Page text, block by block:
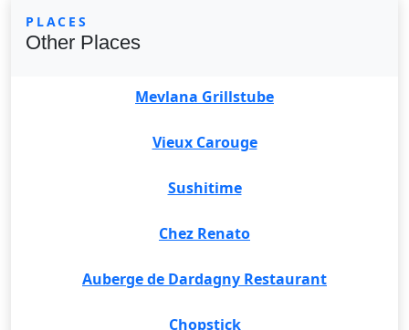
PLACES
Other Places
Mevlana Grillstube
Vieux Carouge
Sushitime
Chez Renato
Auberge de Dardagny Restaurant
Chopstick